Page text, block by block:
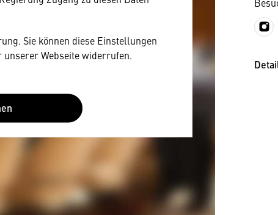
Sie können diese Einstellungen
Webseite widerrufen.